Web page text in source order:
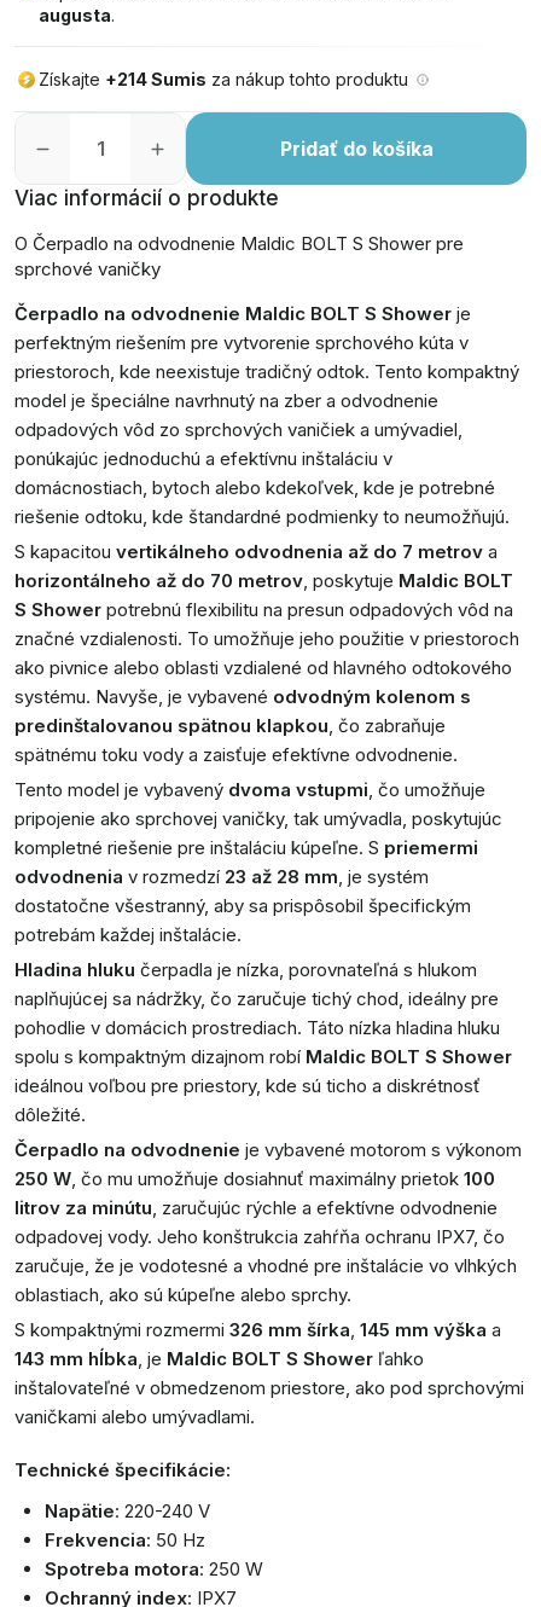
augusta.
Získajte +214 Sumis za nákup tohto produktu
Pridať do košíka
Viac informácií o produkte
O Čerpadlo na odvodnenie Maldic BOLT S Shower pre
sprchové vaničky
Čerpadlo na odvodnenie Maldic BOLT S Shower je
perfektným riešením pre vytvorenie sprchového kúta v
priestoroch, kde neexistuje tradičný odtok. Tento kompaktný
model je špeciálne navrhnutý na zber a odvodnenie
odpadových vôd zo sprchových vaničiek a umývadiel,
ponúkajúc jednoduchú a efektívnu inštaláciu v
domácnostiach, bytoch alebo kdekoľvek, kde je potrebné
riešenie odtoku, kde štandardné podmienky to neumožňujú.
S kapacitou vertikálneho odvodnenia až do 7 metrov a
horizontálneho až do 70 metrov, poskytuje Maldic BOLT
S Shower potrebnú flexibilitu na presun odpadových vôd na
značné vzdialenosti. To umožňuje jeho použitie v priestoroch
ako pivnice alebo oblasti vzdialené od hlavného odtokového
systému. Navyše, je vybavené odvodným kolenom s
predinštalovanou spätnou klapkou, čo zabraňuje
spätnému toku vody a zaisťuje efektívne odvodnenie.
Tento model je vybavený dvoma vstupmi, čo umožňuje
pripojenie ako sprchovej vaničky, tak umývadla, poskytujúc
kompletné riešenie pre inštaláciu kúpeľne. S priemermi
odvodnenia v rozmedzí 23 až 28 mm, je systém
dostatočne všestranný, aby sa prispôsobil špecifickým
potrebám každej inštalácie.
Hladina hluku čerpadla je nízka, porovnateľná s hlukom
naplňujúcej sa nádržky, čo zaručuje tichý chod, ideálny pre
pohodlie v domácich prostrediach. Táto nízka hladina hluku
spolu s kompaktným dizajnom robí Maldic BOLT S Shower
ideálnou voľbou pre priestory, kde sú ticho a diskrétnosť
dôležité.
Čerpadlo na odvodnenie je vybavené motorom s výkonom
250 W, čo mu umožňuje dosiahnuť maximálny prietok 100
litrov za minútu, zaručujúc rýchle a efektívne odvodnenie
odpadovej vody. Jeho konštrukcia zahŕňa ochranu IPX7, čo
zaručuje, že je vodotesné a vhodné pre inštalácie vo vlhkých
oblastiach, ako sú kúpeľne alebo sprchy.
S kompaktnými rozmermi 326 mm šírka, 145 mm výška a
143 mm hĺbka, je Maldic BOLT S Shower ľahko
inštalovateľné v obmedzenom priestore, ako pod sprchovými
vaničkami alebo umývadlami.
Technické špecifikácie:
Napätie: 220-240 V
Frekvencia: 50 Hz
Spotreba motora: 250 W
Ochranný index: IPX7